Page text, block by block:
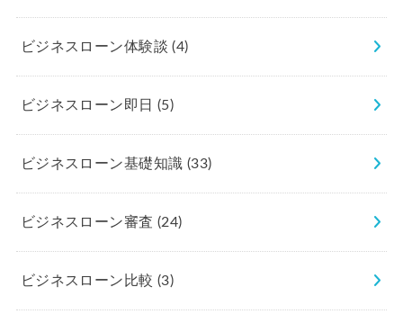
ビジネスローン体験談(4)
ビジネスローン即日 (5)
ビジネスローン基礎知識 (33)
ビジネスローン審査 (24)
ビジネスローン比較 (3)